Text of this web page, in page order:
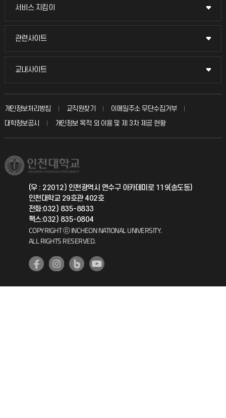
교무회의방송
입학안내
취업정보(학생)
서비스 지킴이
서비스 지킴이
묻고 답하기
칭찬마당
학생서비스 지킴이
관련사이트
관련사이트
국방헬프콜
총동문회
교내사이트
교내사이트
교수회
교육혁신본부
국제지원과
공자아카데미
기초교육원
개인정보처리방침 교직원찾기
이메일주소 무단수집거부
대학정보공시
개인정보 목적 외 이용 및 제 3차 제공 현황
(우 : 22012) 인천광역시 연수구 아카데미로 119(송도동)
인천대학교 29호관 402호
전화:032) 835-8833
팩스:032) 835-0804
COPYRIGHT ⓒ INCHEON NATIONAL UNIVERSITY.
ALL RIGHTS RESERVED.